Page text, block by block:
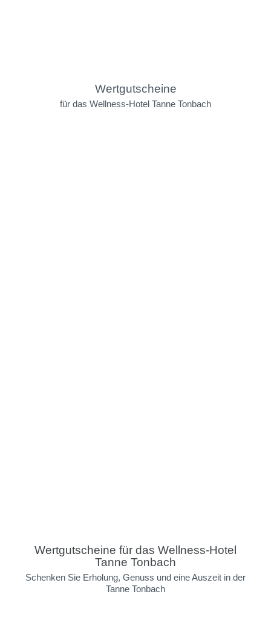
Wertgutscheine
für das Wellness-Hotel Tanne Tonbach
Wertgutscheine für das Wellness-Hotel
Tanne Tonbach
Schenken Sie Erholung, Genuss und eine Auszeit in der
Tanne Tonbach